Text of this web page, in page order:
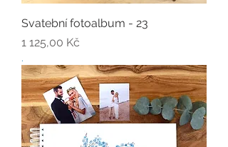
Svatební fotoalbum - 23
Cena
1 125,00 Kč
.